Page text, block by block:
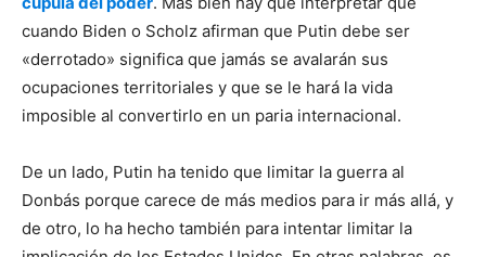
cuando Biden o Scholz afirman que Putin debe ser
«derrotado» significa que jamás se avalarán sus
ocupaciones territoriales y que se le hará la vida
imposible al convertirlo en un paria internacional.
De un lado, Putin ha tenido que limitar la guerra al
Donbás porque carece de más medios para ir más allá, y
de otro, lo ha hecho también para intentar limitar la